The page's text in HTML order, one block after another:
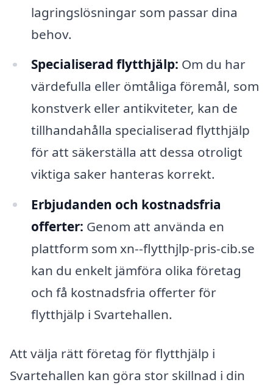
lagringslösningar som passar dina
behov.
Specialiserad flytthjälp: Om du har
värdefulla eller ömtåliga föremål, som
konstverk eller antikviteter, kan de
tillhandahålla specialiserad flytthjälp
för att säkerställa att dessa otroligt
viktiga saker hanteras korrekt.
Erbjudanden och kostnadsfria
offerter: Genom att använda en
plattform som xn--flytthjlp-pris-cib.se
kan du enkelt jämföra olika företag
och få kostnadsfria offerter för
flytthjälp i Svartehallen.
Att välja rätt företag för flytthjälp i
Svartehallen kan göra stor skillnad i din